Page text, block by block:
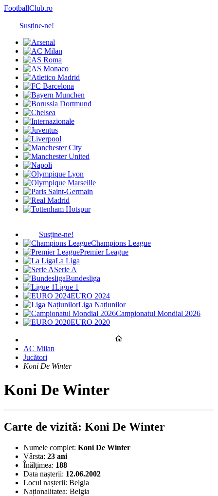
FootballClub.ro
Susține-ne!
Susține-ne!
Champions League
Premier League
La Liga
Serie A
Bundesliga
Ligue 1
EURO 2024
Liga Națiunilor
Campionatul Mondial 2026
EURO 2020
AC Milan
Jucători
Koni De Winter
Koni De Winter
Carte de vizită: Koni De Winter
Numele complet: Koni De Winter
Vârsta: 23 ani
Înălțimea: 188
Data nașterii: 12.06.2002
Locul nașterii: Belgia
Naționalitatea: Belgia